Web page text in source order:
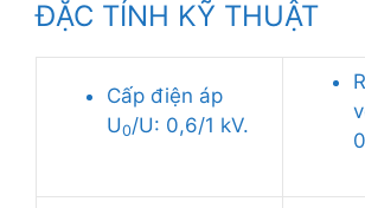
ĐẶC TÍNH KỸ THUẬT
Cấp điện áp
U0/U: 0,6/1 kV.